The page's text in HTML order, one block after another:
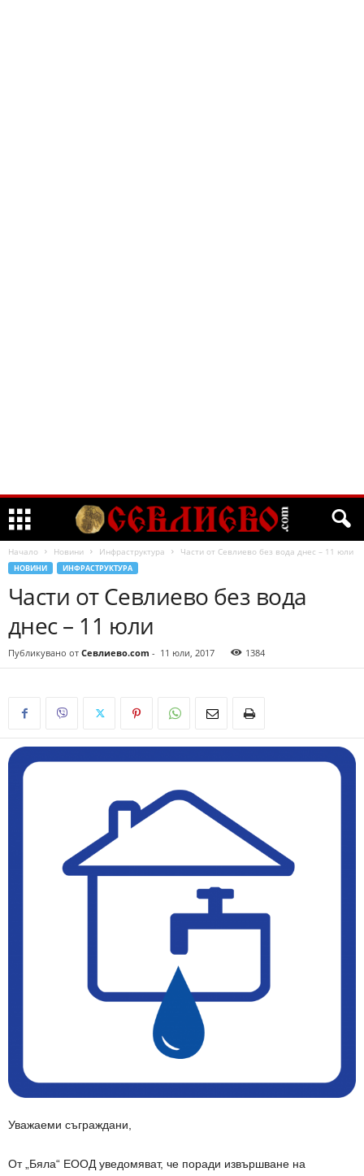
Начало Новини Инфраструктура Части от Севлиево без вода днес – 11 юли
НОВИНИ ИНФРАСТРУКТУРА
Части от Севлиево без вода
днес – 11 юли
Публикувано от Севлиево.com - 11 юли, 2017 1384
Уважаеми съграждани,
От „Бяла“ ЕООД уведомяват, че поради извършване на